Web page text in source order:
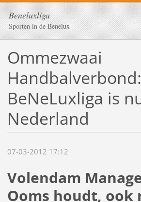
Beneluxliga
Sporten in de Benelux
Ommezwaai
Handbalverbond:
BeNeLuxliga is
Nederland
07-03-2012 17:12
Volendam
Ooms houdt, ook